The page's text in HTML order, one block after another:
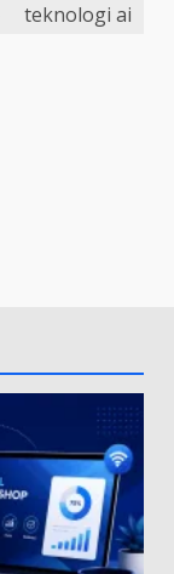
teknologi ai